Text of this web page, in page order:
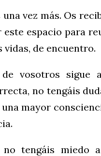
vez más. Os
espacio para
de encuentro.
vosotros sigue
no tengáis
mayor
tengáis miedo